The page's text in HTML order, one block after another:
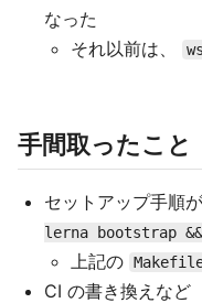
なった
それ以前は、
手間取ったこと
セットアップ手順
lerna bootstrap
上記の
CI の書き換えなど